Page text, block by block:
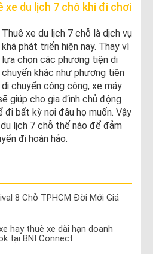
xe du lịch 7 chỗ khi đi chơi
Thuê xe du lịch 7 chỗ là dịch vụ
khá phát triển hiện nay. Thay vì
lựa chọn các phương tiện di
chuyển khác như phương tiện
di chuyển công cộng, xe máy
giúp cho gia đình chủ động
bất kỳ nơi đâu họ muốn. Vậy
lịch 7 chỗ thế nào để đảm
đi hoàn hảo.
8 Chỗ TPHCM Đời Mới Giá
hay thuê xe dài hạn doanh
tại BNI Connect